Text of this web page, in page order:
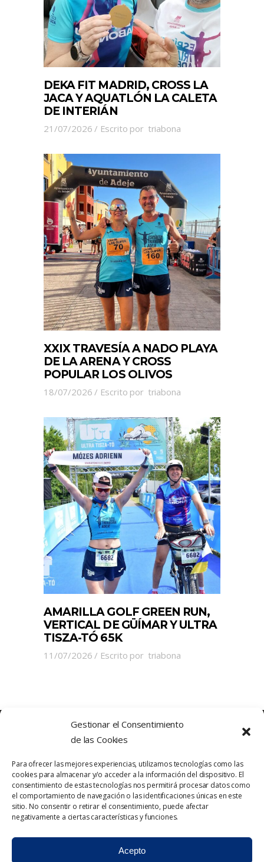
Gestionar el Consentimiento
de las Cookies
Para ofrecer las mejores experiencias, utilizamos tecnologías como las
cookies para almacenar y/o acceder a la información del dispositivo. El
consentimiento de estas tecnologías nos permitirá procesar datos como
el comportamiento de navegación o las identificaciones únicas en este
sitio. No consentir o retirar el consentimiento, puede afectar
negativamente a ciertas características y funciones.
Acepto
DEKA FIT MADRID, CROSS LA
JACA Y AQUATLÓN LA CALETA
DE INTERIÁN
21/07/2026 Escrito por triabona
XXIX TRAVESÍA A NADO PLAYA
DE LA ARENA Y CROSS
POPULAR LOS OLIVOS
18/07/2026 Escrito por triabona
AMARILLA GOLF GREEN RUN,
VERTICAL DE GÜÍMAR Y ULTRA
TISZA-TÓ 65K
11/07/2026 Escrito por triabona
Política de Privacidad